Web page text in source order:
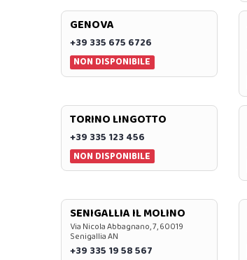
GENOVA
+39 335 675 6726
NON DISPONIBILE
TORINO LINGOTTO
+39 335 123 456
NON DISPONIBILE
SENIGALLIA IL MOLINO
Via Nicola Abbagnano, 7, 60019
Senigallia AN
+39 335 19 58 567